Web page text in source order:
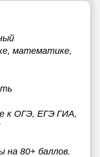
математике,
к ОГЭ, ЕГЭ ГИА,
на 80+ баллов.